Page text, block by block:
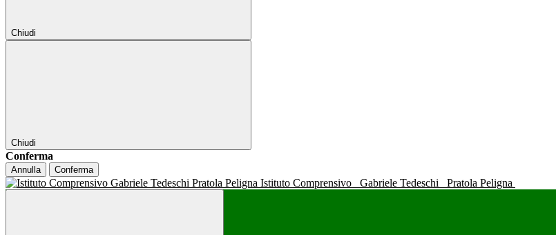
Chiudi
Chiudi
Conferma
Annulla Conferma
Istituto Comprensivo Gabriele Tedeschi Pratola Peligna